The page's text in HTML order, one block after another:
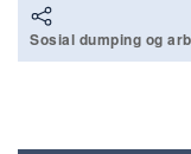
Sosial dumping og